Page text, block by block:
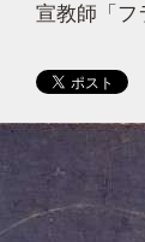
宣教師「フ